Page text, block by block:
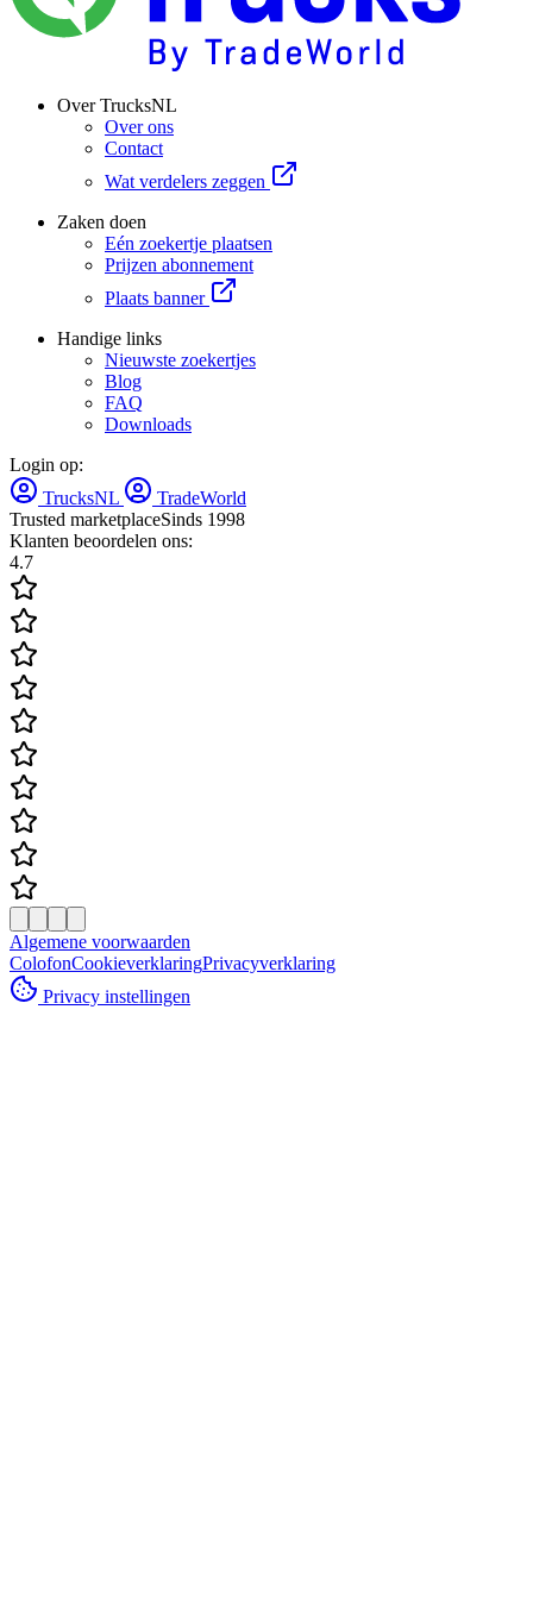
Over TrucksNL
Over ons
Contact
Wat verdelers zeggen
Zaken doen
Eén zoekertje plaatsen
Prijzen abonnement
Plaats banner
Handige links
Nieuwste zoekertjes
Blog
FAQ
Downloads
Login op:
TrucksNL
TradeWorld
Trusted marketplaceSinds 1998
Klanten beoordelen ons:
4.7
Algemene voorwaarden
ColofonCookieverklaringPrivacyverklaring
Privacy instellingen